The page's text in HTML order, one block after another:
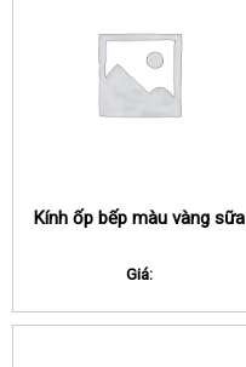
Kính ốp bếp màu vàng sữa
Giá: